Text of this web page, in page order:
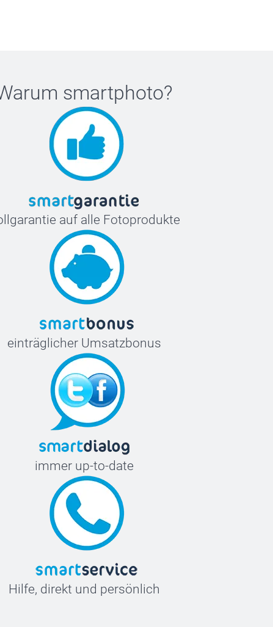
smartphoto?
auf alle Fotoprodukte
einträglicher Umsatzbonus
immer up-to-date
Hilfe, direkt und persönlich